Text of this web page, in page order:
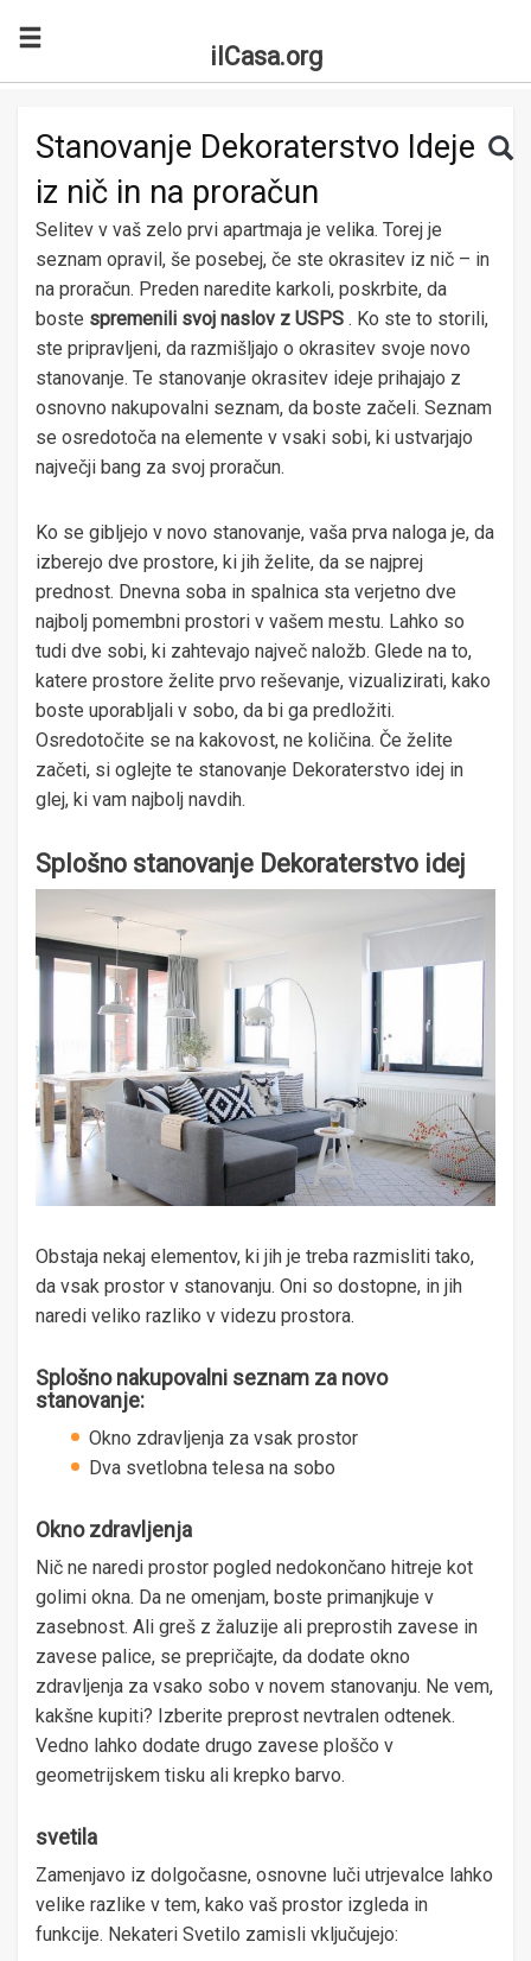
ilCasa.org
Search for:
Stanovanje Dekoraterstvo Ideje
iz nič in na proračun
Selitev v vaš zelo prvi apartmaja je velika. Torej je
seznam opravil, še posebej, če ste okrasitev iz nič – in
na proračun. Preden naredite karkoli, poskrbite, da
boste spremenili svoj naslov z USPS . Ko ste to storili,
ste pripravljeni, da razmišljajo o okrasitev svoje novo
stanovanje. Te stanovanje okrasitev ideje prihajajo z
osnovno nakupovalni seznam, da boste začeli. Seznam
se osredotoča na elemente v vsaki sobi, ki ustvarjajo
največji bang za svoj proračun.
Ko se gibljejo v novo stanovanje, vaša prva naloga je, da
izberejo dve prostore, ki jih želite, da se najprej
prednost. Dnevna soba in spalnica sta verjetno dve
najbolj pomembni prostori v vašem mestu. Lahko so
tudi dve sobi, ki zahtevajo največ naložb. Glede na to,
katere prostore želite prvo reševanje, vizualizirati, kako
boste uporabljali v sobo, da bi ga predložiti.
Osredotočite se na kakovost, ne količina. Če želite
začeti, si oglejte te stanovanje Dekoraterstvo idej in
glej, ki vam najbolj navdih.
Splošno stanovanje Dekoraterstvo idej
Obstaja nekaj elementov, ki jih je treba razmisliti tako,
da vsak prostor v stanovanju. Oni so dostopne, in jih
naredi veliko razliko v videzu prostora.
Splošno nakupovalni seznam za novo
stanovanje:
Okno zdravljenja za vsak prostor
Dva svetlobna telesa na sobo
Okno zdravljenja
Nič ne naredi prostor pogled nedokončano hitreje kot
golimi okna. Da ne omenjam, boste primanjkuje v
zasebnost. Ali greš z žaluzije ali preprostih zavese in
zavese palice, se prepričajte, da dodate okno
zdravljenja za vsako sobo v novem stanovanju. Ne vem,
kakšne kupiti? Izberite preprost nevtralen odtenek.
Vedno lahko dodate drugo zavese ploščo v
geometrijskem tisku ali krepko barvo.
svetila
Zamenjavo iz dolgočasne, osnovne luči utrjevalce lahko
velike razlike v tem, kako vaš prostor izgleda in
funkcije. Nekateri Svetilo zamisli vključujejo: